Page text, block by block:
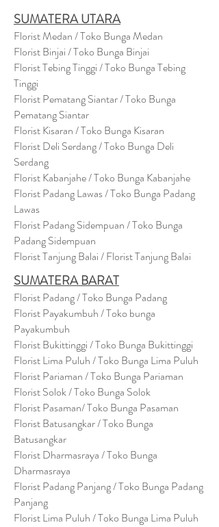
SUMATERA UTARA
Florist Medan / Toko Bunga Medan
Florist Binjai / Toko Bunga Binjai
Florist Tebing Tinggi / Toko Bunga Tebing
Tinggi
Florist Pematang Siantar / Toko Bunga
Pematang Siantar
Florist Kisaran / Toko Bunga Kisaran
Florist Deli Serdang / Toko Bunga Deli
Serdang
Florist Kabanjahe / Toko Bunga Kabanjahe
Florist Padang Lawas / Toko Bunga Padang
Lawas
Florist Padang Sidempuan / Toko Bunga
Padang Sidempuan
Florist Tanjung Balai / Florist Tanjung Balai
SUMATERA BARAT
Florist Padang / Toko Bunga Padang
Florist Payakumbuh / Toko bunga
Payakumbuh
Florist Bukittinggi / Toko Bunga Bukittinggi
Florist Lima Puluh / Toko Bunga Lima Puluh
Florist Pariaman / Toko Bunga Pariaman
Florist Solok / Toko Bunga Solok
Florist Pasaman/ Toko Bunga Pasaman
Florist Batusangkar / Toko Bunga
Batusangkar
Florist Dharmasraya / Toko Bunga
Dharmasraya
Florist Padang Panjang / Toko Bunga Padang
Panjang
Florist Lima Puluh / Toko Bunga Lima Puluh